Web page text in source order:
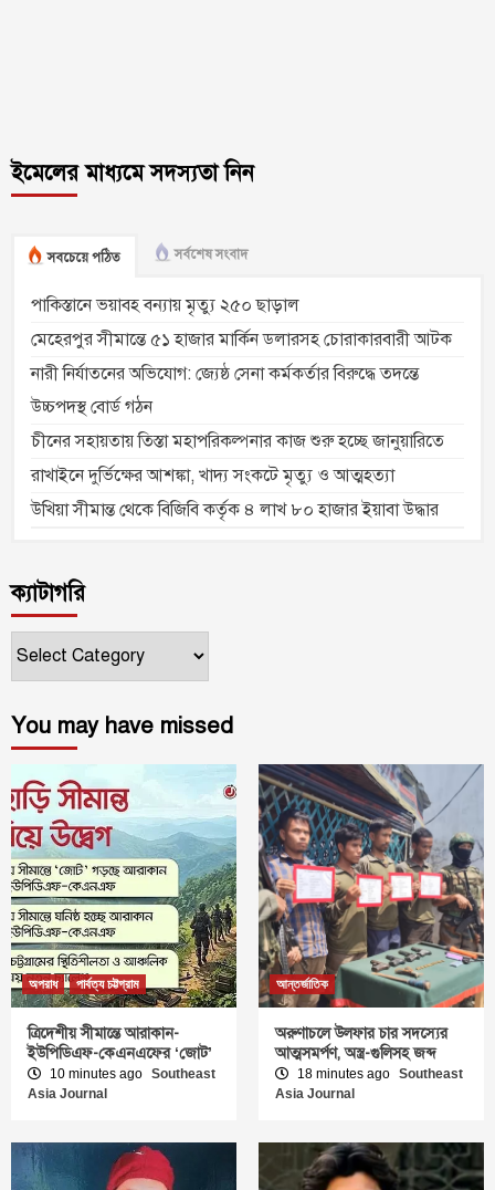
ইমেলের মাধ্যমে সদস্যতা নিন
সবচেয়ে পঠিত সর্বশেষ সংবাদ
পাকিস্তানে ভয়াবহ বন্যায় মৃত্যু ২৫০ ছাড়াল
মেহেরপুর সীমান্তে ৫১ হাজার মার্কিন ডলারসহ চোরাকারবারী আটক
নারী নির্যাতনের অভিযোগ: জ্যেষ্ঠ সেনা কর্মকর্তার বিরুদ্ধে তদন্তে
উচ্চপদস্থ বোর্ড গঠন
চীনের সহায়তায় তিস্তা মহাপরিকল্পনার কাজ শুরু হচ্ছে জানুয়ারিতে
রাখাইনে দুর্ভিক্ষের আশঙ্কা, খাদ্য সংকটে মৃত্যু ও আত্মহত্যা
উখিয়া সীমান্ত থেকে বিজিবি কর্তৃক ৪ লাখ ৮০ হাজার ইয়াবা উদ্ধার
ক্যাটাগরি
ক্যাটাগরি
You may have missed
অপরাধ পার্বত্য চট্টগ্রাম
ত্রিদেশীয় সীমান্তে আরাকান-
ইউপিডিএফ-কেএনএফের ‘জোট’
10 minutes ago Southeast
Asia Journal
আন্তর্জাতিক
অরুণাচলে উলফার চার সদস্যের
আত্মসমর্পণ, অস্ত্র-গুলিসহ জব্দ
18 minutes ago Southeast
Asia Journal